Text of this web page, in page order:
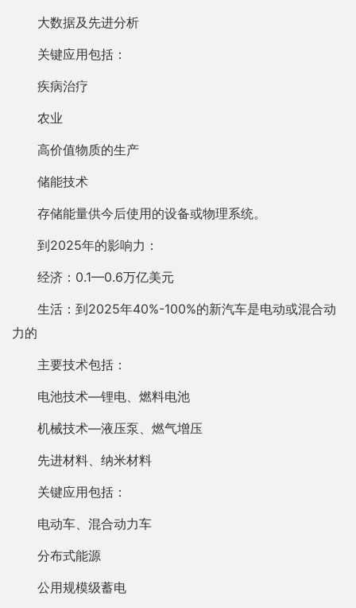
大数据及先进分析
关键应用包括：
疾病治疗
农业
高价值物质的生产
储能技术
存储能量供今后使用的设备或物理系统。
到2025年的影响力：
经济：0.1—0.6万亿美元
生活：到2025年40%-100%的新汽车是电动或混合动
力的
主要技术包括：
电池技术—锂电、燃料电池
机械技术—液压泵、燃气增压
先进材料、纳米材料
关键应用包括：
电动车、混合动力车
分布式能源
公用规模级蓄电